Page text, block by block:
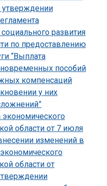
утверждении
развития
по предоставлению
“Выплата
пособий
компенсаций
у них
экономического
области от 7 июля
изменений в
области от